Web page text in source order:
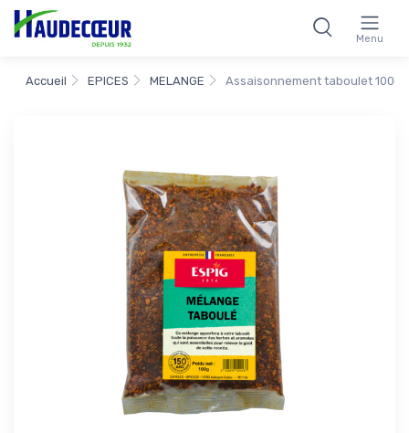
Menu
Accueil EPICES MELANGE Assaisonnement taboulet 100g